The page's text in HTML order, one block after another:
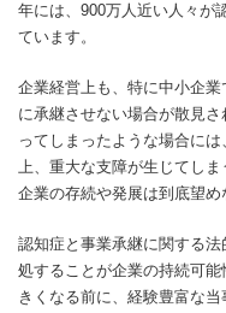
年には、900万人近い人々が
ています。
企業経営上も、特に中小企
に承継させない場合が散見
ってしまったような場合に
上、重大な支障が生じてしま
企業の存続や発展は到底望め
認知症と事業承継に関する
処することが企業の持続可
きくなる前に、経験豊富な